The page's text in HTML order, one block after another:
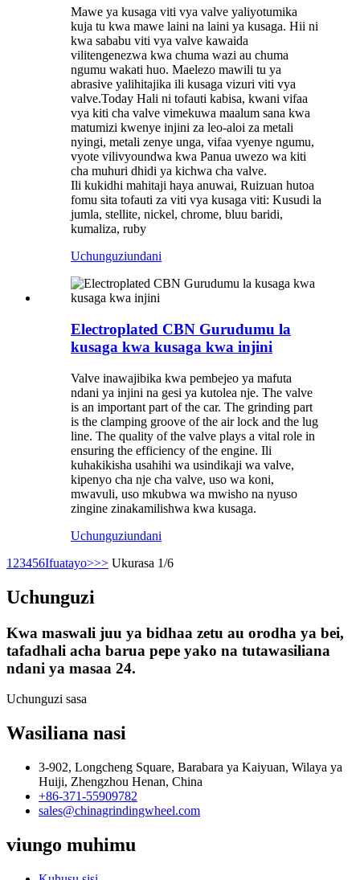
Mawe ya kusaga viti vya valve yaliyotumika
kuja tu kwa mawe laini na laini ya kusaga. Hii ni
kwa sababu viti vya valve kawaida
vilitengenezwa kwa chuma wazi au chuma
ngumu wakati huo. Maelezo mawili tu ya
abrasive yalihitajika ili kusaga vizuri viti vya
valve.Today Hali ni tofauti kabisa, kwani vifaa
vya kiti cha valve vimekuwa maalum sana kwa
matumizi kwenye injini za leo-aloi za metali
nyingi, metali zenye unga, vifaa vyenye ngumu,
vyote vilivyoundwa kwa Panua uwezo wa kiti
cha muhuri dhidi ya kichwa cha valve.
Ili kukidhi mahitaji haya anuwai, Ruizuan hutoa
fomu sita tofauti za viti vya kusaga viti: Kusudi la
jumla, stellite, nickel, chrome, bluu baridi,
kumaliza, ruby
Uchunguziundani
Electroplated CBN Gurudumu la
kusaga kwa kusaga kwa injini
Valve inawajibika kwa pembejeo ya mafuta
ndani ya injini na gesi ya kutolea nje. The valve
is an important part of the car. The grinding part
is the clamping groove of the air lock and the lug
line. The quality of the valve plays a vital role in
ensuring the efficiency of the engine. Ili
kuhakikisha usahihi wa usindikaji wa valve,
kipenyo cha nje cha valve, uso wa koni,
mwavuli, uso mkubwa wa mwisho na nyuso
zingine zinakamilishwa kwa kusaga.
Uchunguziundani
1 23456Ifuatayo>>> Ukurasa 1/6
Uchunguzi
Kwa maswali juu ya bidhaa zetu au orodha ya bei,
tafadhali acha barua pepe yako na tutawasiliana
ndani ya masaa 24.
Uchunguzi sasa
Wasiliana nasi
3-902, Longcheng Square, Barabara ya Kaiyuan, Wilaya ya
Huiji, Zhengzhou Henan, China
+86-371-55909782
sales@chinagrindingwheel.com
viungo muhimu